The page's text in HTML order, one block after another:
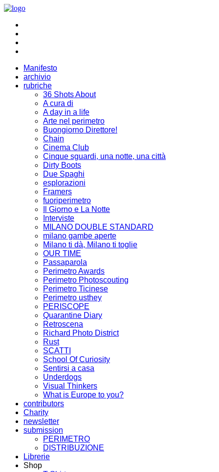
Manifesto
archivio
rubriche
36 Shots About
A cura di
A day in a life
Arte nel perimetro
Buongiorno Direttore!
Chain
Cinema Club
Cinque sguardi, una notte, una città
Dirty Boots
Due Spaghi
esplorazioni
Framers
fuoriperimetro
Il Giorno e La Notte
Interviste
MILANO DOUBLE STANDARD
milano gambe aperte
Milano ti dà, Milano ti toglie
OUR TIME
Passaparola
Perimetro Awards
Perimetro Photoscouting
Perimetro Ticinese
Perimetro usthey
PERISCOPE
Quarantine Diary
Retroscena
Richard Photo District
Rust
SCATTI
School Of Curiosity
Sentirsi a casa
Underdogs
Visual Thinkers
What is Europe to you?
contributors
Charity
newsletter
submission
PERIMETRO
DISTRIBUZIONE
Librerie
Shop